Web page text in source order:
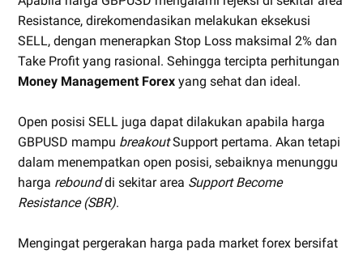
Resistance, direkomendasikan melakukan eksekusi
SELL, dengan menerapkan Stop Loss maksimal 2% dan
Take Profit yang rasional. Sehingga tercipta perhitungan
Money Management Forex yang sehat dan ideal.
Open posisi SELL juga dapat dilakukan apabila harga
GBPUSD mampu breakoutSupport pertama. Akan tetapi
dalam menempatkan open posisi, sebaiknya menunggu
harga rebounddi sekitar area Support Become
Resistance (SBR).
Mengingat pergerakan harga pada market forex bersifat